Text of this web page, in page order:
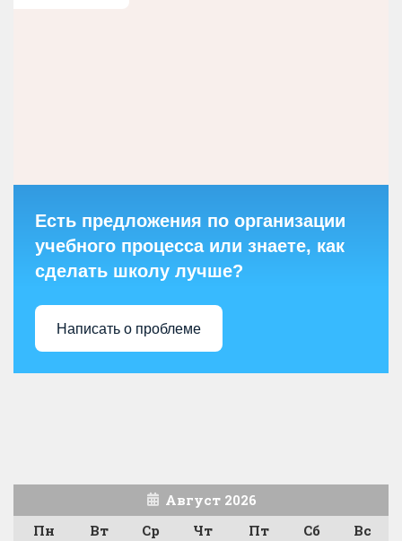
Есть предложения по организации
учебного процесса или знаете, как
сделать школу лучше?
Написать о проблеме
Август 2026
Пн
Вт Ср Чт Пт Сб
Вс